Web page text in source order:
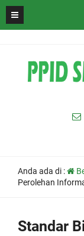
Anda ada di :
Perolehan
Standar